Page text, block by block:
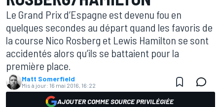
Le Grand Prix d’Espagne est devenu fou en
quelques secondes au départ quand les favoris de
la course Nico Rosberg et Lewis Hamilton se sont
accidentés alors qu’ils se battaient pour la
première place.
Matt Somerfield
Mis à jour: 16 mai 2016, 16:22
AJOUTER COMME SOURCE PRIVILÉGIÉE